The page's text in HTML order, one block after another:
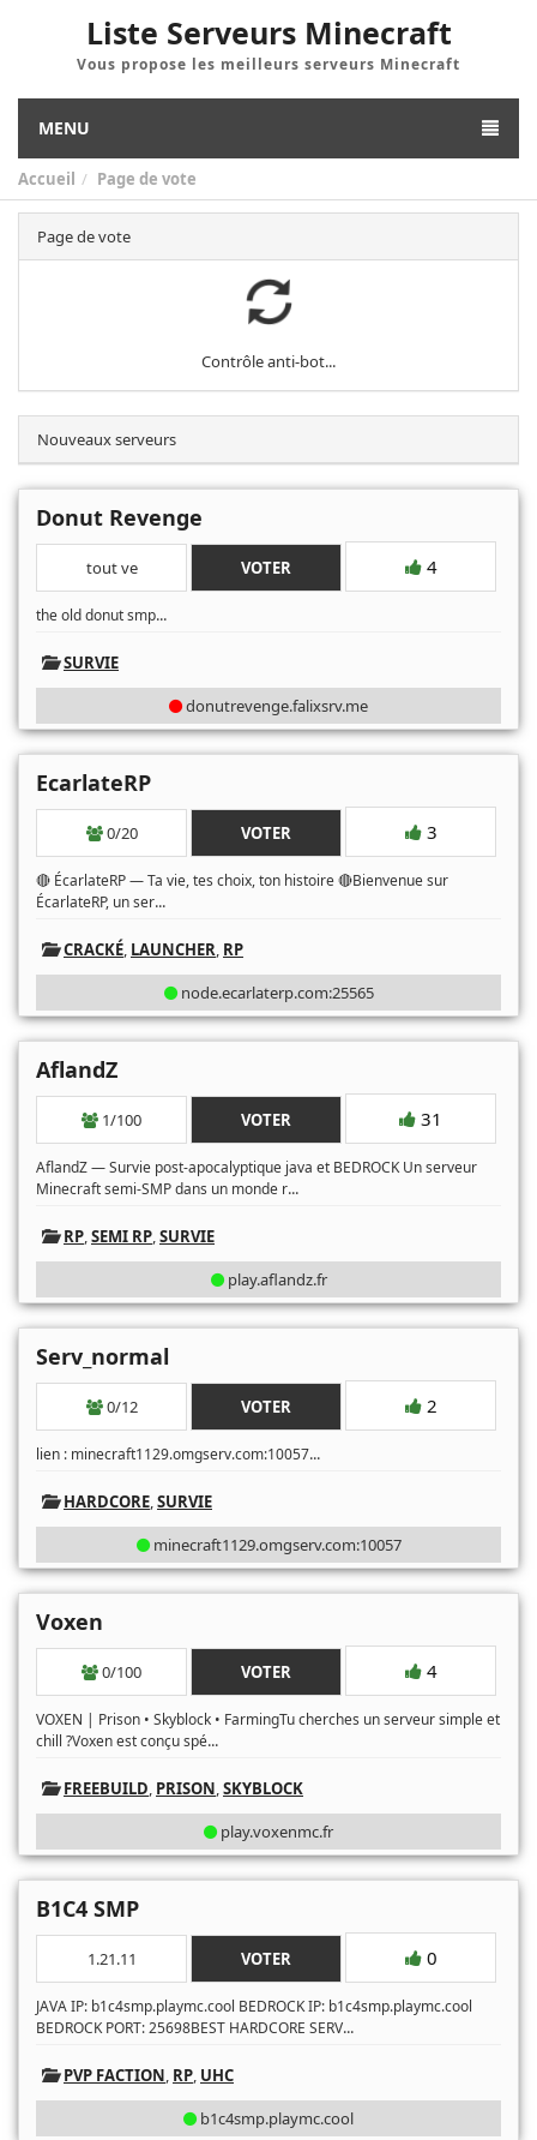
Liste Serveurs Minecraft
Vous propose les meilleurs serveurs Minecraft
MENU
Accueil Page de vote
Page de vote
Contrôle anti-bot...
Nouveaux serveurs
Donut Revenge
tout ve VOTER 4
the old donut smp...
SURVIE
donutrevenge.falixsrv.me
EcarlateRP
0/20 VOTER 3
🔴 ÉcarlateRP — Ta vie, tes choix, ton histoire 🔴Bienvenue sur
ÉcarlateRP, un ser...
CRACKÉ, LAUNCHER, RP
node.ecarlaterp.com:25565
AflandZ
1/100 VOTER 31
AflandZ — Survie post-apocalyptique java et BEDROCK Un serveur
Minecraft semi-SMP dans un monde r...
RP,SEMI RP,SURVIE
play.aflandz.fr
Serv_normal
0/12 VOTER 2
lien : minecraft1129.omgserv.com:10057...
HARDCORE,SURVIE
minecraft1129.omgserv.com:10057
Voxen
0/100 VOTER 4
VOXEN | Prison • Skyblock • FarmingTu cherches un serveur simple et
chill ?Voxen est conçu spé...
FREEBUILD, PRISON,SKYBLOCK
play.voxenmc.fr
B1C4 SMP
1.21.11 VOTER 0
JAVA IP: b1c4smp.playmc.cool BEDROCK IP: b1c4smp.playmc.cool
BEDROCK PORT: 25698BEST HARDCORE SERV...
PVP FACTION, RP, UHC
b1c4smp.playmc.cool